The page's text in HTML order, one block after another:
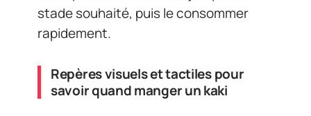
stade souhaité, puis le consommer
rapidement.
Repères visuels et tactiles pour
savoir quand manger un kaki